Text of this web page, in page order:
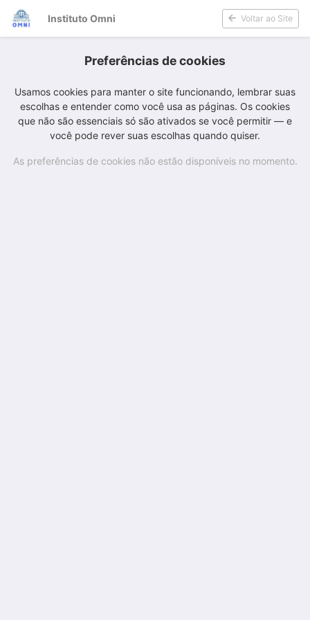
Instituto Omni Voltar ao Site
Preferências de cookies
Usamos cookies para manter o site funcionando, lembrar suas
escolhas e entender como você usa as páginas. Os cookies
que não são essenciais só são ativados se você permitir — e
você pode rever suas escolhas quando quiser.
As preferências de cookies não estão disponíveis no momento.